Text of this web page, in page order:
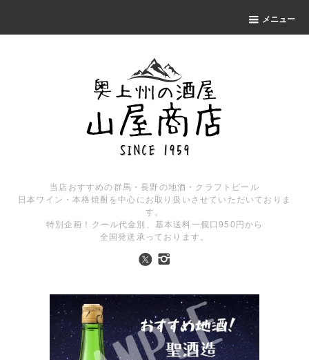
メニュー
当店おすすめの群馬・長野の地酒・クラフトビール
日本ワイン・本格焼酎を中心にお取り扱いさせていただいておりま
す。
特別企画！クール代金別、基本送料一個口950円から
全国発送承っております。